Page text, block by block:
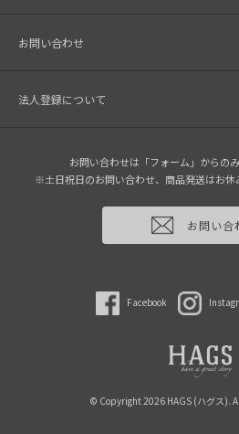
お問い合わせ
法人登録について
お問い合わせは「フォーム」からの
※土日祝日のお問い合わせ、商品発送はお休
お問い合
Facebook
© Copyright 2026 HAGS (ハグス).